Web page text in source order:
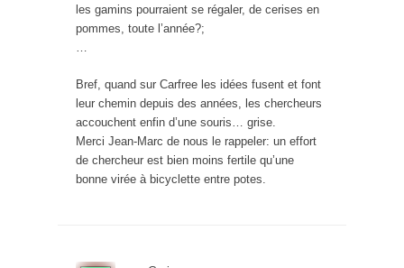
les gamins pourraient se régaler, de cerises en
pommes, toute l’année?;
…
Bref, quand sur Carfree les idées fusent et font
leur chemin depuis des années, les chercheurs
accouchent enfin d’une souris… grise.
Merci Jean-Marc de nous le rappeler: un effort
de chercheur est bien moins fertile qu’une
bonne virée à bicyclette entre potes.